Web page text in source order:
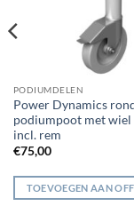
PODIUMDELEN
Power Dynamics
podiumpoot met wiel
incl. rem
€75,00
TOEVOEGEN AAN